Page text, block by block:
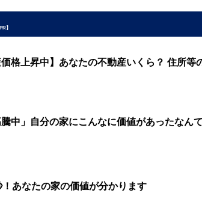
】
価格上昇中】あなたの不動産いくら？ 住所等
騰中」自分の家にこんなに価値があったなん
！あなたの家の価値が分かります